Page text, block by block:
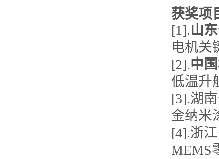
获奖项
[1].山
电机关
[2].中
低温升
[3].湖
金纳米
[4].浙
MEMS